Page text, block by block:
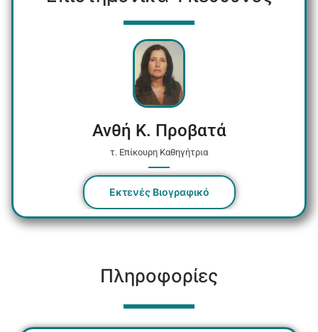
Ανθή Κ. Προβατά
τ. Επίκουρη Καθηγήτρια
Εκτενές Βιογραφικό
Πληροφορίες